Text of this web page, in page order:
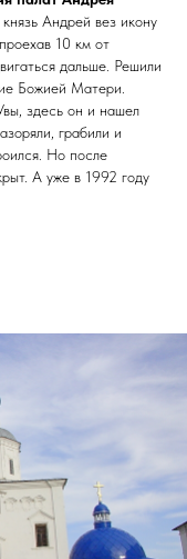
Андрей вез икону
10 км от
дальше. Решили
Божией Матери.
здесь он и нашел
грабили и
Но после
А уже в 1992 году